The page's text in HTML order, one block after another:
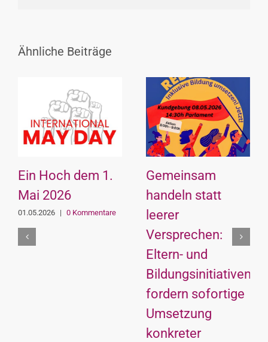
Ähnliche Beiträge
Ein Hoch dem 1.
Mai 2026
01.05.2026 | 0 Kommentare
Gemeinsam
handeln statt
leerer
Versprechen:
Eltern- und
Bildungsinitiativen
fordern sofortige
Umsetzung
konkreter